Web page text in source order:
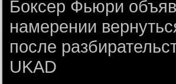
Боксер Фьюри
намерении
после
UKAD